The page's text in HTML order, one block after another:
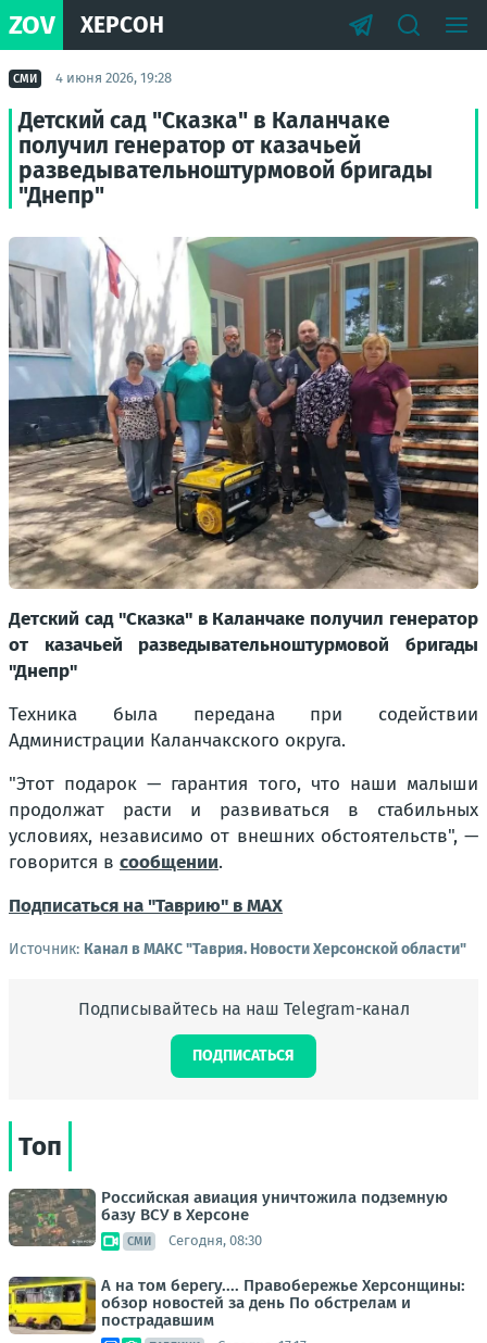
ZOV ХЕРСОН
СМИ 4 июня 2026, 19:28
Детский сад "Сказка" в Каланчаке
получил генератор от казачьей
разведывательноштурмовой бригады
"Днепр"
Детский сад "Сказка" в Каланчаке получил генератор
от казачьей разведывательноштурмовой бригады
"Днепр"
Техника была передана при содействии
Администрации Каланчакского округа.
"Этот подарок — гарантия того, что наши малыши
продолжат расти и развиваться в стабильных
условиях, независимо от внешних обстоятельств", —
говорится в сообщении.
Подписаться на "Таврию" в MAX
Источник: Канал в МАКС "Таврия. Новости Херсонской области"
Подписывайтесь на наш Telegram-канал
ПОДПИСАТЬСЯ
Топ
Российская авиация уничтожила подземную
базу ВСУ в Херсоне
СМИ Сегодня, 08:30
А на том берегу.... Правобережье Херсонщины:
обзор новостей за день По обстрелам и
пострадавшим